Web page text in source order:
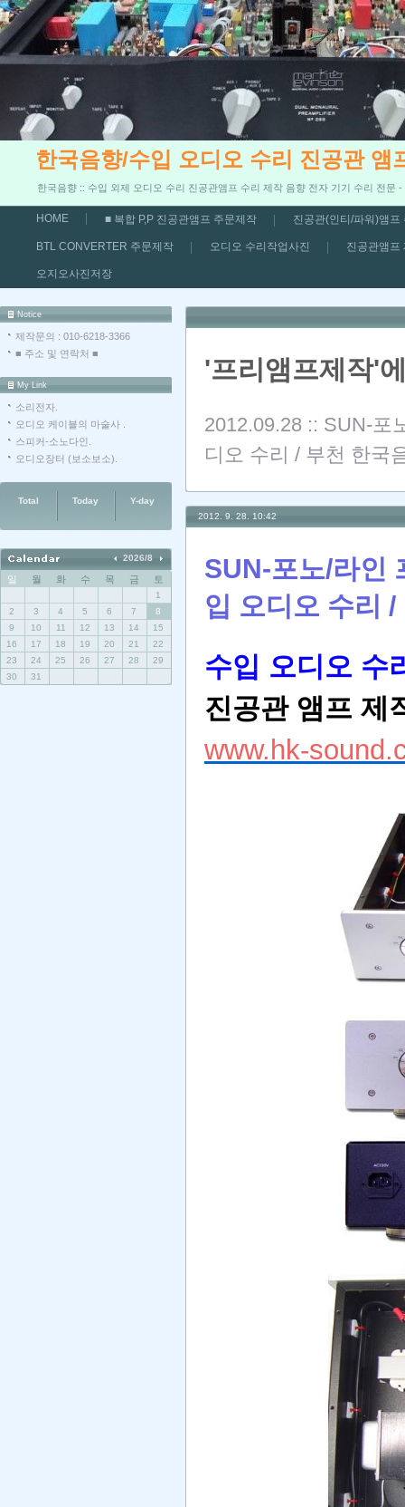
한국음향/수입 오디오 수리 진공관 앰
한국음향 :: 수입 외제 오디오 수리 진공관앰프 수리 제작 음향 전자 기기 수리 전문 -
HOME ■ 복합 P,P 진공관앰프 주문제작 진공관(인티/파워)앰프
BTL CONVERTER 주문제작 오디오 수리작업사진 진공관앰프
오지오사진저장
Notice
제작문의 : 010-6218-3366
■ 주소 및 연락처 ■
My Link
소리전자.
오디오 케이블의 마술사 .
스피커-소노다인.
오디오장터 (보소보소).
Total Today Y-day
2026/8
일 월 화 수 목 금 토
1
2
3 4 5 6 7
8
9
10 11 12 13 14
15
16
17 18 19 20 21
22
23
24 25 26 27 28
29
30
31
'프리앰프제작'
2012.09.28 :: SUN-포
디오 수리 / 부천 한국
2012. 9. 28. 10:42
SUN-포노/라인
입 오디오 수리
수입 오디오 수
진공관 앰프 제
www.hk-